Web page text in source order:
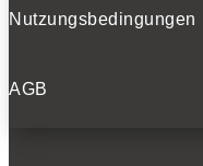
Nutzungsbedingungen
AGB